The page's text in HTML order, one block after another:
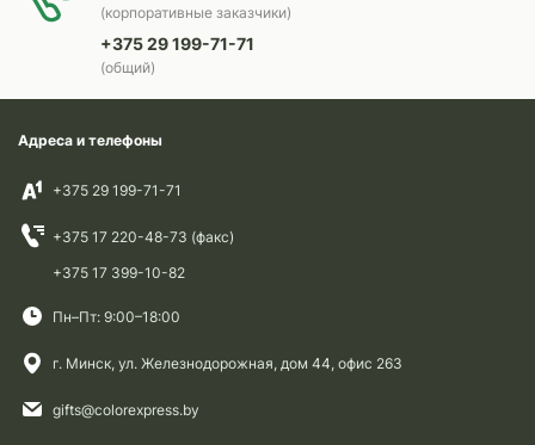
(корпоративные заказчики)
+375 29 199-71-71
(общий)
Адреса и телефоны
+375 29 199-71-71
+375 17 220-48-73 (факс)
+375 17 399-10-82
Пн–Пт: 9:00–18:00
г. Минск, ул. Железнодорожная, дом 44, офис 263
gifts@colorexpress.by